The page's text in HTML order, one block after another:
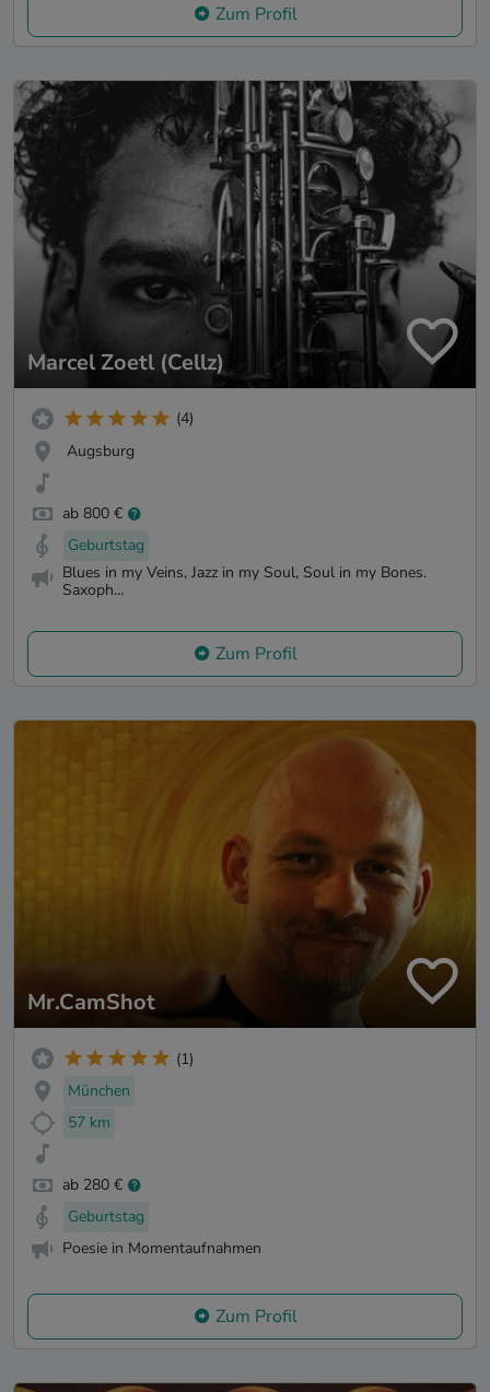
Zum Profil
Marcel Zoetl (Cellz)
(4)
Augsburg
ab 800 €
Geburtstag
Blues in my Veins, Jazz in my Soul, Soul in my Bones.
Saxoph...
Zum Profil
Mr.CamShot
(1)
München
57 km
ab 280 €
Geburtstag
Poesie in Momentaufnahmen
Zum Profil